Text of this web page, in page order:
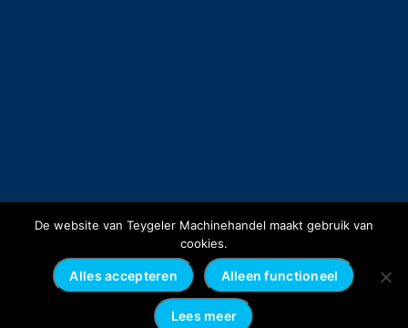
De website van Teygeler Machinehandel maakt gebruik van
cookies.
Alles accepteren Alleen functioneel
Lees meer